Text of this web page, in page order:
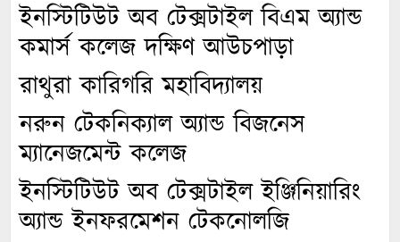
ইনস্টিটিউট অব টেক্সটাইল বিএম অ্যান্ড
কমার্স কলেজ দক্ষিণ আউচপাড়া
রাথুরা কারিগরি মহাবিদ্যালয়
নরুন টেকনিক্যাল অ্যান্ড বিজনেস
ম্যানেজমেন্ট কলেজ
ইনস্টিটিউট অব টেক্সটাইল ইঞ্জিনিয়ারিং
অ্যান্ড ইনফরমেশন টেকনোলজি